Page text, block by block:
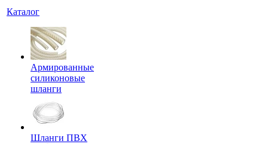
Каталог
Армированные
силиконовые
шланги
Шланги ПВХ